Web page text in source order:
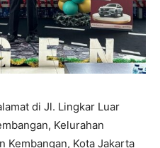
di Jl. Lingkar Luar
Kelurahan
Kembangan, Kota Jakarta